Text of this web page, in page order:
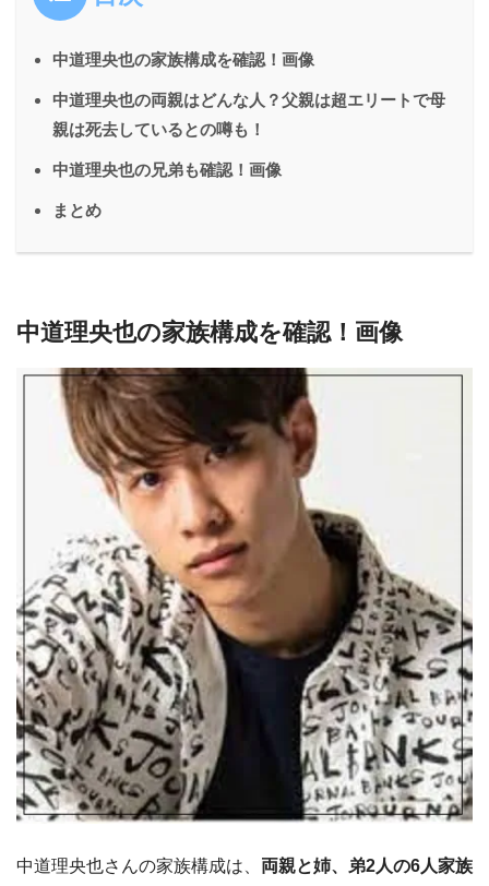
中道理央也の家族構成を確認！画像
中道理央也の両親はどんな人？父親は超エリートで母
親は死去しているとの噂も！
中道理央也の兄弟も確認！画像
まとめ
中道理央也の家族構成を確認！画像
中道理央也さんの家族構成は、 両親と姉、弟2人の6人家族